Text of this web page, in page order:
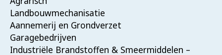
Snel Tank Wichink Heeten
Spanjaardsdijk 7 Heeten, 8111 RK
0572 - 381 241
Landbouwmechanisatie
Aannemerij en Grondverzet
Garagebedrijven
Industriële Brandstoffen & Smeermiddelen –